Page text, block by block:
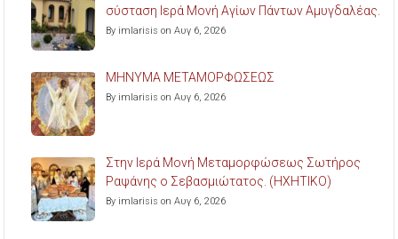
σύσταση Ιερά Μονή Αγίων Πάντων Αμυγδαλέας.
By imlarisis on Αυγ 6, 2026
ΜΗΝΥΜΑ ΜΕΤΑΜΟΡΦΩΣΕΩΣ
By imlarisis on Αυγ 6, 2026
Στην Ιερά Μονή Μεταμορφώσεως Σωτήρος
Ραψάνης ο Σεβασμιώτατος. (ΗΧΗΤΙΚΟ)
By imlarisis on Αυγ 6, 2026